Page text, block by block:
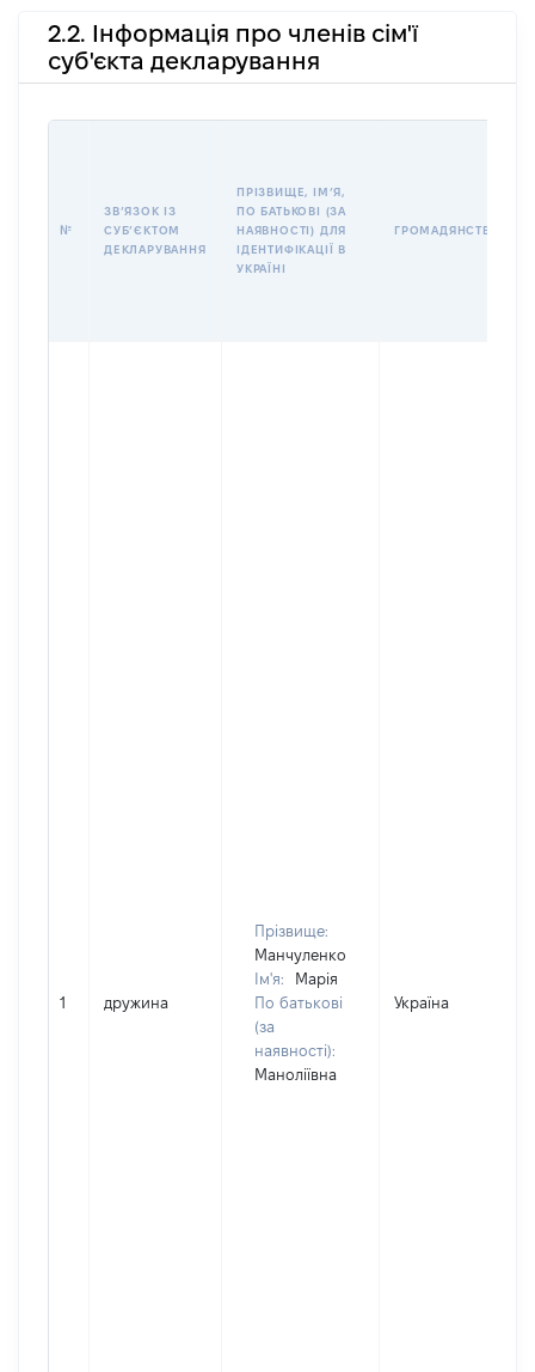
2.2. Інформація про членів сім'ї
суб'єкта декларування
№
ЗВʼЯЗОК ІЗ
СУБʼЄКТОМ
ДЕКЛАРУВАННЯ
ПРІЗВИЩЕ, ІМʼЯ,
ПО БАТЬКОВІ (ЗА
НАЯВНОСТІ) ДЛЯ
ІДЕНТИФІКАЦІЇ В
УКРАЇНІ
ГРОМАДЯНСТВО
1 дружина
Прізвище:
Манчуленко
Ім'я:
Марія
По батькові
(за
наявності):
Маноліївна
Україна